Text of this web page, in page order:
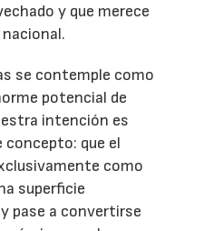
y que merece
se contemple como
potencial de
intención es
concepto: que el
como
superficie
pase a convertirse